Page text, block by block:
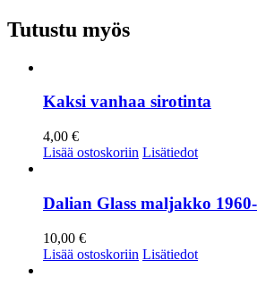
Tutustu myös
Kaksi vanhaa sirotinta
4,00 €
Lisää ostoskoriin Lisätiedot
Dalian Glass maljakko
10,00 €
Lisää ostoskoriin Lisätiedot